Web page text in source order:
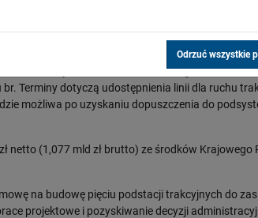
tym samym poziom bezpieczeństwa na styku
– Korsze planowane jest w połowie 2026 r., a
Zakładamy możliwość skrócenia tego terminu i
Terminy dotyczą udostępnienia linii dla ruchu
możliwa po uzyskaniu dopuszczenia do
netto (1,077 mld zł brutto) ze środków Krajowego
na budowę pięciu podstacji trakcyjnych do
projektowe i pozyskiwanie decyzji
Odrzuć wszystkie